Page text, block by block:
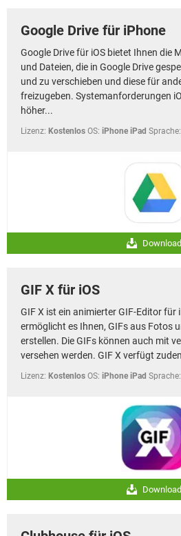
Google Drive für iPhone
Google Drive für iOS bietet Ihnen die
und Dateien, die in Google Drive
und zu verschieben und diese für
freizugeben. Systemanforderungen
höher...
Lizenz: Kostenlos OS: iPhone iPad Sprache:
Download
GIF X für iOS
GIF X ist ein animierter GIF-Editor für
ermöglicht es Ihnen, GIFs aus Fotos
erstellen. Die GIFs können auch mit
versehen werden. GIF X verfügt
Lizenz: Kostenlos OS: iPhone iPad Sprache:
Download